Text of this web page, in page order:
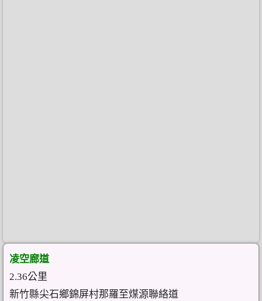
凌空廊道
2.36公里
新竹縣尖石鄉錦屏村那羅至煤源聯絡道